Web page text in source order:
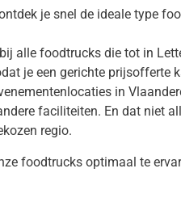
je snel de ideale type
alle foodtrucks die tot in
je een gerichte prijsofferte
in
faciliteiten. En dat niet
regio.
foodtrucks optimaal te